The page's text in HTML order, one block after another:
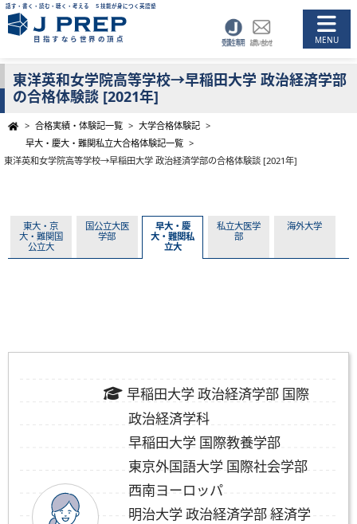
話す・書く・読む・聴く・考える ５技能が身につく英語塾
目指すなら世界の頂点
東洋英和女学院高等学校→早稲田大学 政治経済学部
の合格体験談 [2021年]
> 合格実績・体験記一覧 > 大学合格体験記 >
早大・慶大・難関私立大合格体験記一覧 >
東洋英和女学院高等学校→早稲田大学 政治経済学部の合格体験談 [2021年]
東大・京
大・難関国
公立大
国公立大医
学部
早大・慶
大・難関私
立大
私立大医学
部
海外大学
早稲田大学 政治経済学部 国際
政治経済学科
早稲田大学 国際教養学部
東京外国語大学 国際社会学部
西南ヨーロッパ
明治大学 政治経済学部 経済学